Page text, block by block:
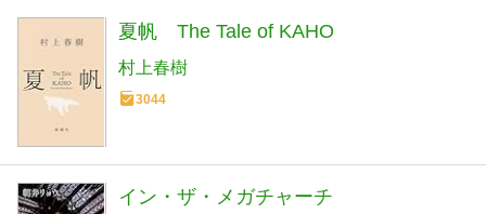
夏帆 The Tale of KAHO
村上春樹
3044
イン・ザ・メガチャーチ